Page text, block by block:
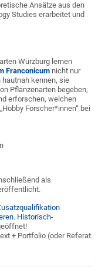
Ansätze aus den
Studies erarbeitet und
Würzburg lernen
Franconicum nicht nur
kennen, sie
Pflanzenarten begeben,
erforschen, welchen
Forscher*innen“ bei
als
Historisch-
+ Portfolio (oder Referat